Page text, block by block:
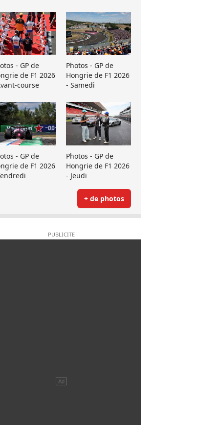
- GP de
de F1 2026
course
Photos - GP de
Hongrie de F1 2026
- Samedi
- GP de
de F1 2026
Photos - GP de
Hongrie de F1 2026
- Jeudi
+ de photos